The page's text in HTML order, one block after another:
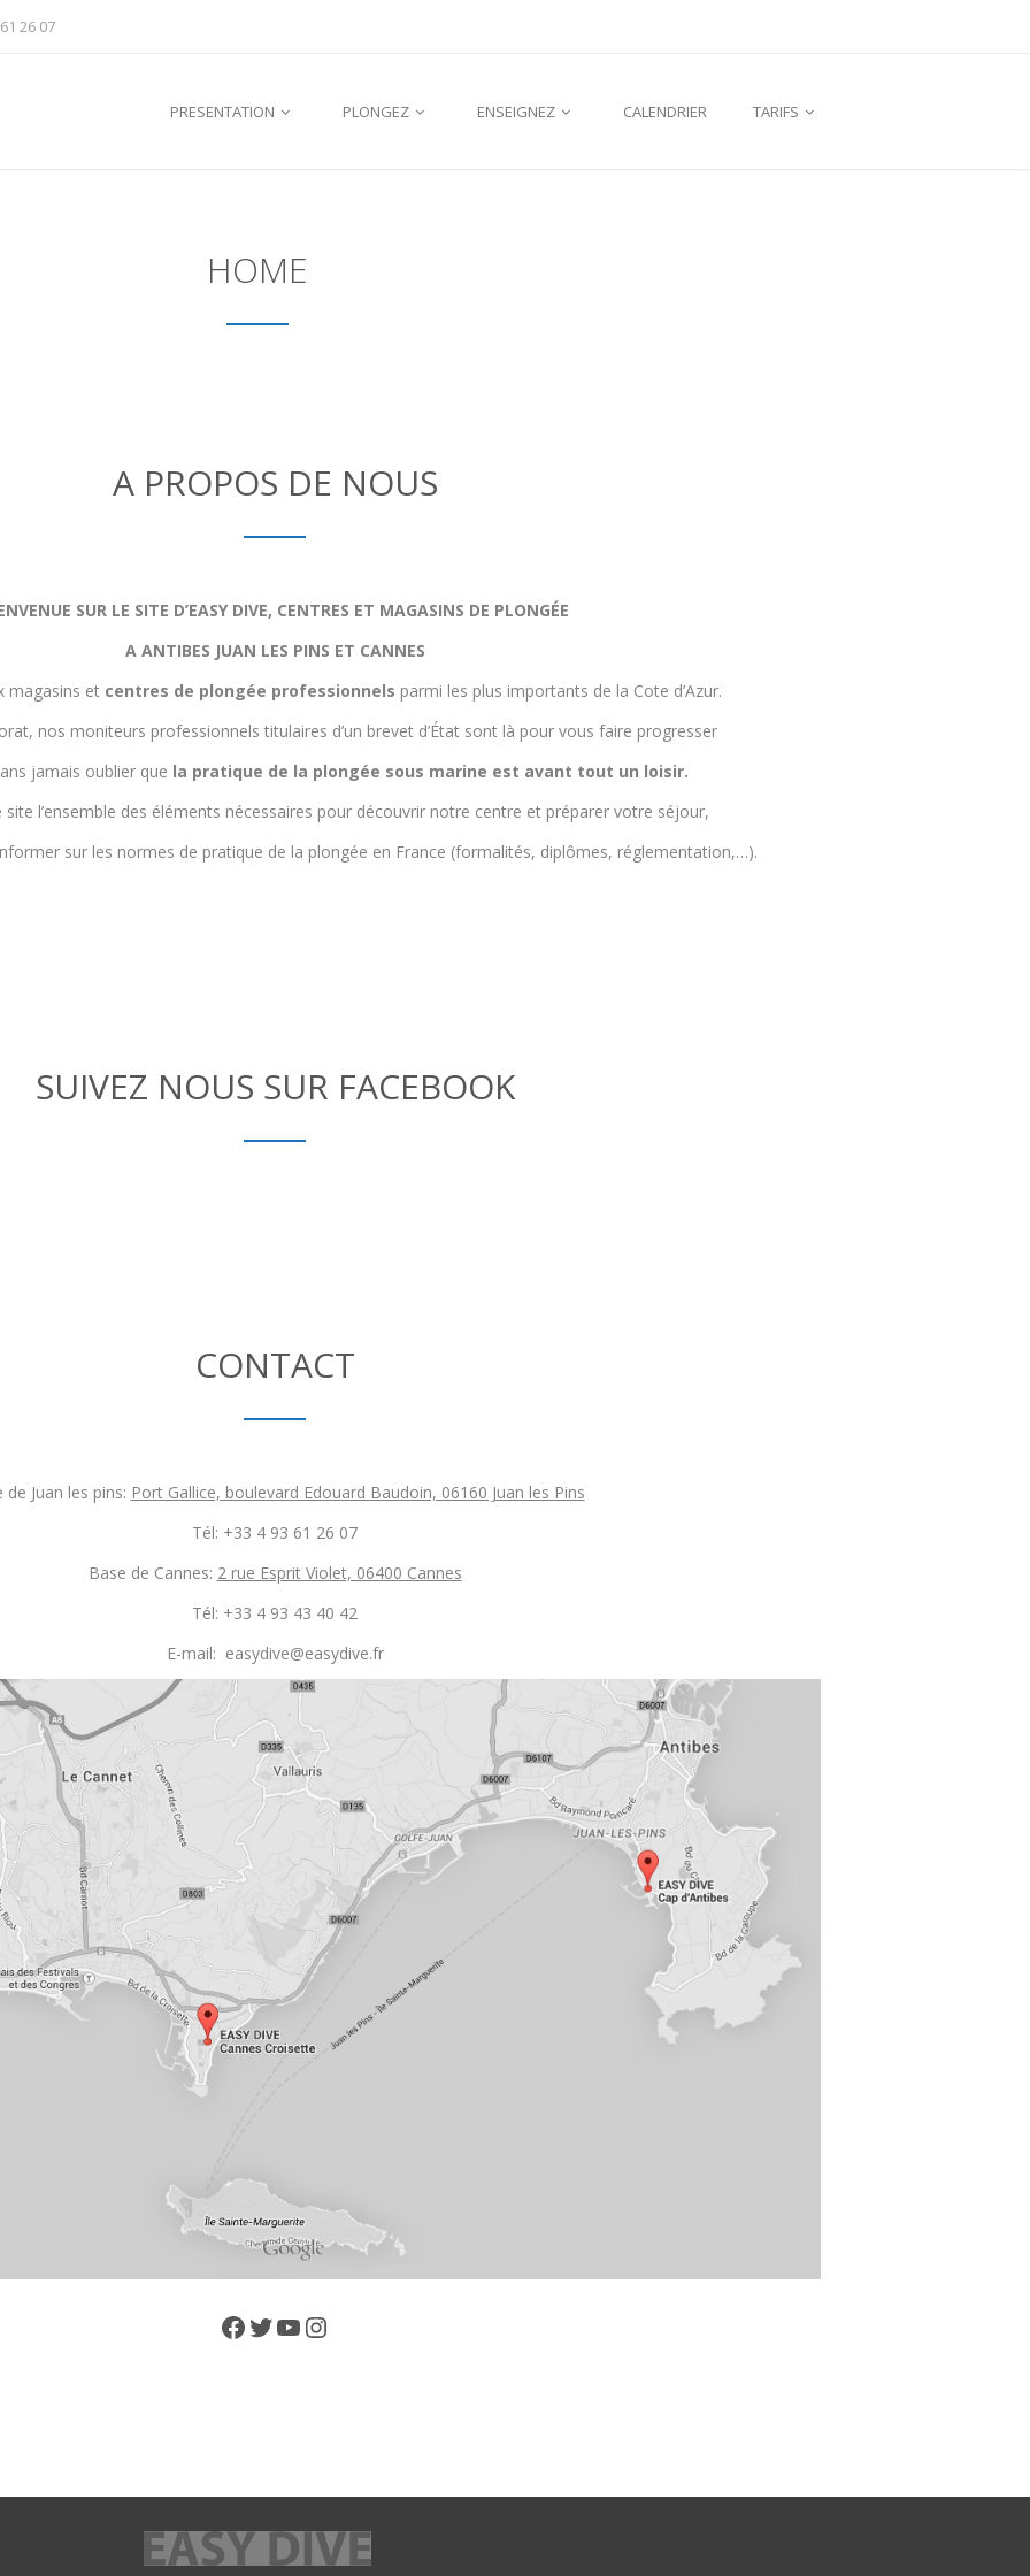
26 07
PRESENTATION PLONGEZ ENSEIGNEZ CALENDRIER TARIFS
HOME
A PROPOS DE NOUS
SUR LE SITE D’EASY DIVE, CENTRES ET MAGASINS DE PLONGÉE
A ANTIBES JUAN LES PINS ET CANNES
magasins et centres de plongée professionnels parmi les plus importants de la Cote d’Azur.
nos moniteurs professionnels titulaires d’un brevet d’État sont là pour vous faire progresser
jamais oublier que la pratique de la plongée sous marine est avant tout un loisir.
l’ensemble des éléments nécessaires pour découvrir notre centre et préparer votre séjour,
sur les normes de pratique de la plongée en France (formalités, diplômes, réglementation,…).
SUIVEZ NOUS SUR FACEBOOK
CONTACT
de Juan les pins: Port Gallice, boulevard Edouard Baudoin, 06160 Juan les Pins
Tél: +33 4 93 61 26 07
Base de Cannes: 2 rue Esprit Violet, 06400 Cannes
Tél: +33 4 93 43 40 42
E-mail: easydive@easydive.fr
Facebook
Twitter
YouTube
Instagram